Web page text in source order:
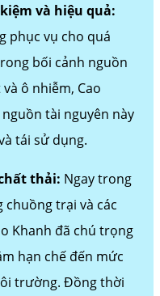
và hiệu quả:
phục vụ cho quá
bối cảnh nguồn
ô nhiễm, Cao
tài nguyên này
tái sử dụng.
thải: Ngay trong
trại và các
Khanh đã chú trọng
hạn chế đến mức
trường. Đồng thời